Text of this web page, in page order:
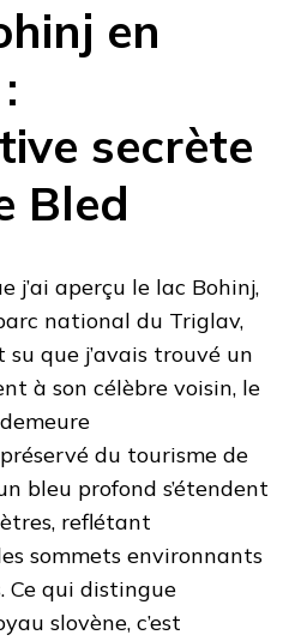
en
secrète
Bled
j’ai aperçu le lac Bohinj,
national du Triglav,
su que j’avais trouvé un
à son célèbre voisin, le
du tourisme de
bleu profond s’étendent
reflétant
sommets environnants
Ce qui distingue
slovène, c’est